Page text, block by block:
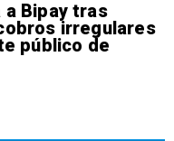
a Bipay tras
irregulares
público de